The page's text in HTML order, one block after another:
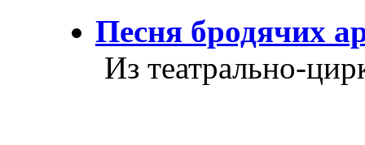
Песня бродячих
Из театрально-